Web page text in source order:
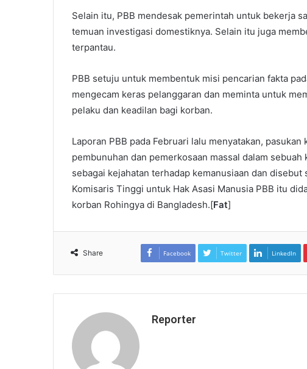
Selain itu, PBB mendesak pemerintah untuk bekerja
temuan investigasi domestiknya. Selain itu juga
terpantau.
PBB setuju untuk membentuk misi pencarian fakta
mengecam keras pelanggaran dan meminta untuk
pelaku dan keadilan bagi korban.
Laporan PBB pada Februari lalu menyatakan,
pembunuhan dan pemerkosaan massal dalam
sebagai kejahatan terhadap kemanusiaan dan
Komisaris Tinggi untuk Hak Asasi Manusia PBB itu
korban Rohingya di Bangladesh.[Fat]
Share Facebook Twitter LinkedIn
Reporter